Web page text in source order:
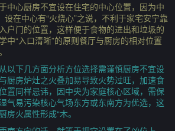
中心厨房不宜设在住宅的中心位置，因为中
设在中心有“火烧心”之说，不利于家宅安宁靠
户门的位置，这样便于食物的进出和垃圾的
中“入口清晰”的原则餐厅与厨房的相对位置
以下几方面分析方位选择需谨慎厨房不宜设
厨房炉灶之火叠加易导致火势过旺，加速食
置同样忌讳，因中央为家庭核心区域，需保
气易污染核心气场东方或东南方为优选，这
火属性形成“木。